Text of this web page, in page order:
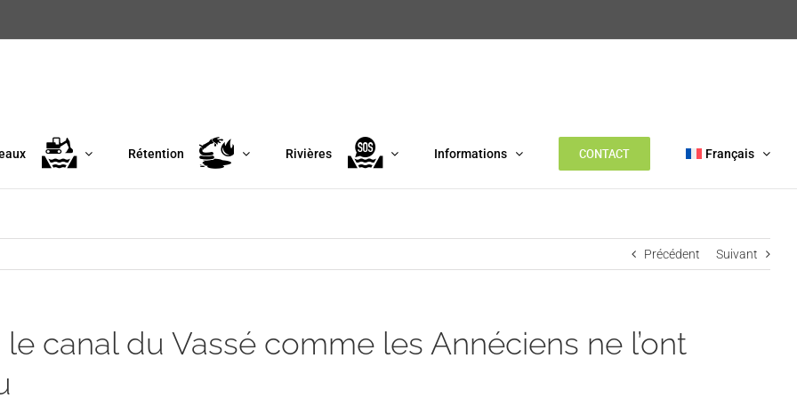
Rétention Rivières Informations CONTACT Français
Précédent Suivant
le canal du Vassé comme les Annéciens ne l’ont